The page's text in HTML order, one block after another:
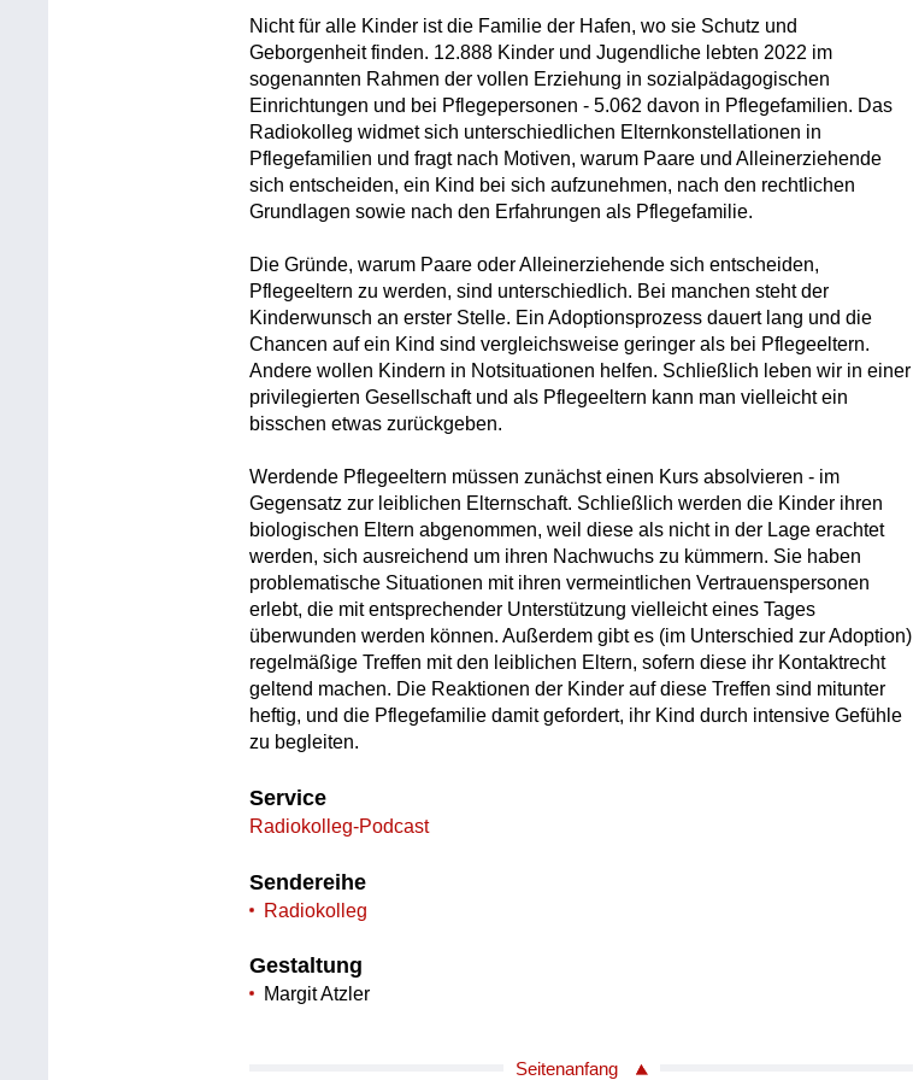
Nicht für alle Kinder ist die Familie der Hafen, wo sie Schutz und
Geborgenheit finden. 12.888 Kinder und Jugendliche lebten 2022 im
sogenannten Rahmen der vollen Erziehung in sozialpädagogischen
Einrichtungen und bei Pflegepersonen - 5.062 davon in Pflegefamilien. Das
Radiokolleg widmet sich unterschiedlichen Elternkonstellationen in
Pflegefamilien und fragt nach Motiven, warum Paare und Alleinerziehende
sich entscheiden, ein Kind bei sich aufzunehmen, nach den rechtlichen
Grundlagen sowie nach den Erfahrungen als Pflegefamilie.
Die Gründe, warum Paare oder Alleinerziehende sich entscheiden,
Pflegeeltern zu werden, sind unterschiedlich. Bei manchen steht der
Kinderwunsch an erster Stelle. Ein Adoptionsprozess dauert lang und die
Chancen auf ein Kind sind vergleichsweise geringer als bei Pflegeeltern.
Andere wollen Kindern in Notsituationen helfen. Schließlich leben wir in einer
privilegierten Gesellschaft und als Pflegeeltern kann man vielleicht ein
bisschen etwas zurückgeben.
Werdende Pflegeeltern müssen zunächst einen Kurs absolvieren - im
Gegensatz zur leiblichen Elternschaft. Schließlich werden die Kinder ihren
biologischen Eltern abgenommen, weil diese als nicht in der Lage erachtet
werden, sich ausreichend um ihren Nachwuchs zu kümmern. Sie haben
problematische Situationen mit ihren vermeintlichen Vertrauenspersonen
erlebt, die mit entsprechender Unterstützung vielleicht eines Tages
überwunden werden können. Außerdem gibt es (im Unterschied zur Adoption)
regelmäßige Treffen mit den leiblichen Eltern, sofern diese ihr Kontaktrecht
geltend machen. Die Reaktionen der Kinder auf diese Treffen sind mitunter
heftig, und die Pflegefamilie damit gefordert, ihr Kind durch intensive Gefühle
zu begleiten.
Service
Radiokolleg-Podcast
Sendereihe
Radiokolleg
Gestaltung
Margit Atzler
Seitenanfang